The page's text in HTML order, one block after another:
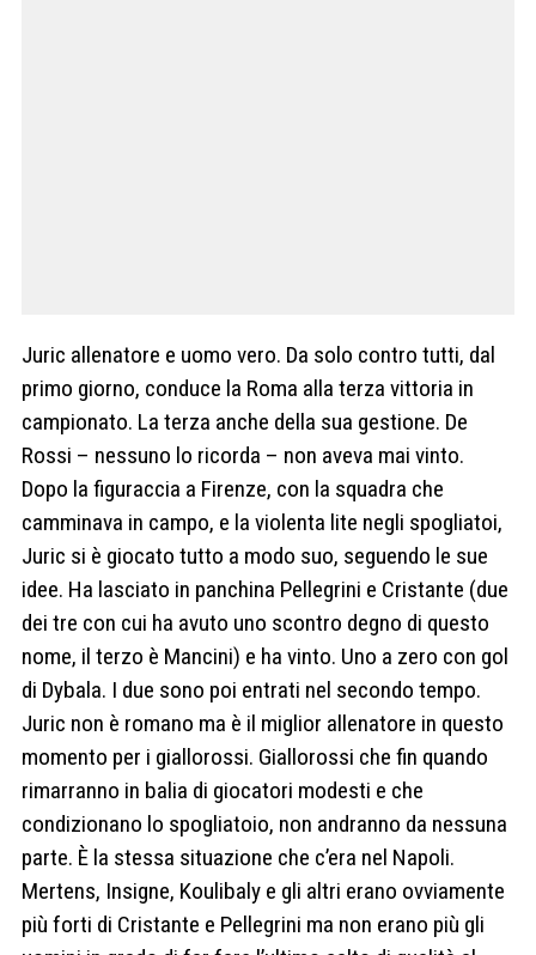
Juric allenatore e uomo vero. Da solo contro tutti, dal
primo giorno, conduce la Roma alla terza vittoria in
campionato. La terza anche della sua gestione. De
Rossi – nessuno lo ricorda – non aveva mai vinto.
Dopo la figuraccia a Firenze, con la squadra che
camminava in campo, e la violenta lite negli spogliatoi,
Juric si è giocato tutto a modo suo, seguendo le sue
idee. Ha lasciato in panchina Pellegrini e Cristante (due
dei tre con cui ha avuto uno scontro degno di questo
nome, il terzo è Mancini) e ha vinto. Uno a zero con gol
di Dybala. I due sono poi entrati nel secondo tempo.
Juric non è romano ma è il miglior allenatore in questo
momento per i giallorossi. Giallorossi che fin quando
rimarranno in balia di giocatori modesti e che
condizionano lo spogliatoio, non andranno da nessuna
parte. È la stessa situazione che c’era nel Napoli.
Mertens, Insigne, Koulibaly e gli altri erano ovviamente
più forti di Cristante e Pellegrini ma non erano più gli